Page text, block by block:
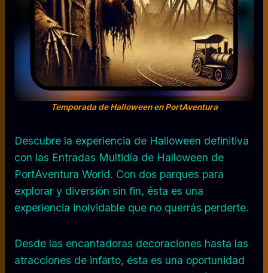
Temporada de Halloween en PortAventura
Descubre la experiencia de Halloween definitiva
con las Entradas Multidía de Halloween de
PortAventura World. Con dos parques para
explorar y diversión sin fin, ésta es una
experiencia inolvidable que no querrás perderte.
Desde las encantadoras decoraciones hasta las
atracciones de infarto, ésta es una oportunidad